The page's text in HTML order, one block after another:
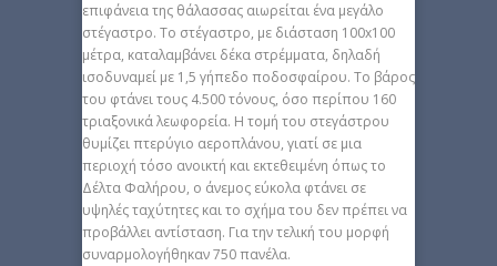
επιφάνεια της θάλασσας αιωρείται ένα μεγάλο
στέγαστρο. Το στέγαστρο, με διάσταση 100x100
μέτρα, καταλαμβάνει δέκα στρέμματα, δηλαδή
ισοδυναμεί με 1,5 γήπεδο ποδοσφαίρου. Το βάρος
του φτάνει τους 4.500 τόνους, όσο περίπου 160
τριαξονικά λεωφορεία. Η τομή του στεγάστρου
θυμίζει πτερύγιο αεροπλάνου, γιατί σε μια
περιοχή τόσο ανοικτή και εκτεθειμένη όπως το
Δέλτα Φαλήρου, ο άνεμος εύκολα φτάνει σε
υψηλές ταχύτητες και το σχήμα του δεν πρέπει να
προβάλλει αντίσταση. Για την τελική του μορφή
συναρμολογήθηκαν 750 πανέλα.